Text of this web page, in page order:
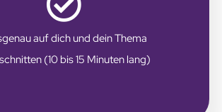
auf dich und dein Thema
(10 bis 15 Minuten lang)